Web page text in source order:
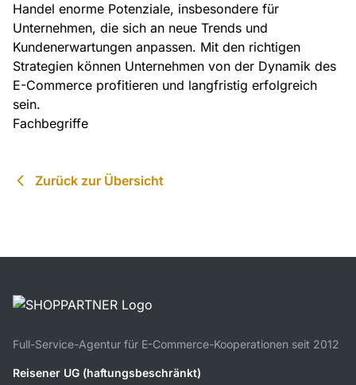
Handel enorme Potenziale, insbesondere für
Unternehmen, die sich an neue Trends und
Kundenerwartungen anpassen. Mit den richtigen
Strategien können Unternehmen von der Dynamik des
E-Commerce profitieren und langfristig erfolgreich
sein.
Fachbegriffe
Zurück zur Übersicht
Full-Service-Agentur für E-Commerce-Kooperationen seit 2012
Reisener UG (haftungsbeschränkt)